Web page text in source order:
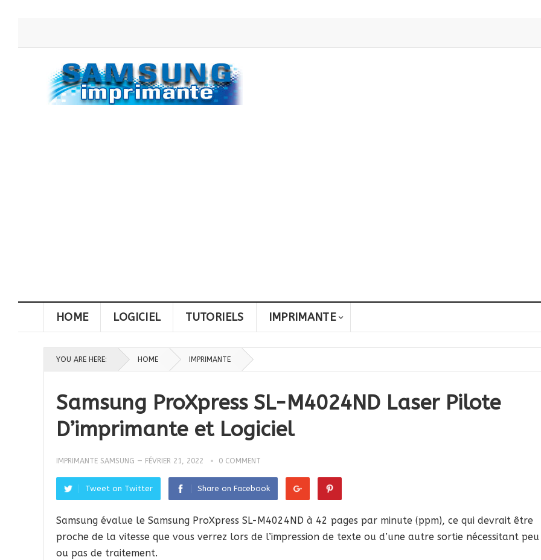
HOME LOGICIEL TUTORIELS IMPRIMANTE
YOU ARE HERE: HOME IMPRIMANTE
Samsung ProXpress SL-M4024ND Laser Pilote
D’imprimante et Logiciel
IMPRIMANTE SAMSUNG — FÉVRIER 21, 2022 0 COMMENT
Tweet on Twitter Share on Facebook
Samsung évalue le Samsung ProXpress SL-M4024ND à 42 pages par minute (ppm), ce qui devrait être
proche de la vitesse que vous verrez lors de l’impression de texte ou d’une autre sortie nécessitant peu
ou pas de traitement.